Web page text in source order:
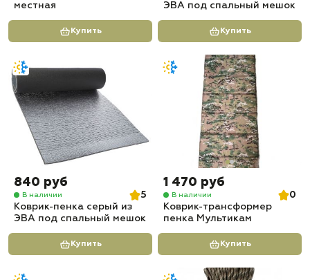
местная
Купить
ЭВА под спальный мешок
Купить
840 руб
В наличии
5
Коврик-пенка серый из
ЭВА под спальный мешок
Купить
1 470 руб
В наличии
0
Коврик-трансформер
пенка Мультикам
Купить